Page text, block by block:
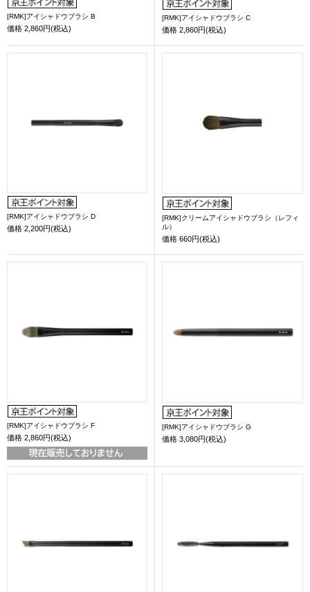
[RMK]アイシャドウブラシ B
価格 2,860円(税込)
[RMK]アイシャドウブラシ C
価格 2,860円(税込)
[RMK]アイシャドウブラシ D
価格 2,200円(税込)
[RMK]クリームアイシャドウブラシ（レフィ
ル）
価格 660円(税込)
[RMK]アイシャドウブラシ F
価格 2,860円(税込)
[RMK]アイシャドウブラシ G
価格 3,080円(税込)